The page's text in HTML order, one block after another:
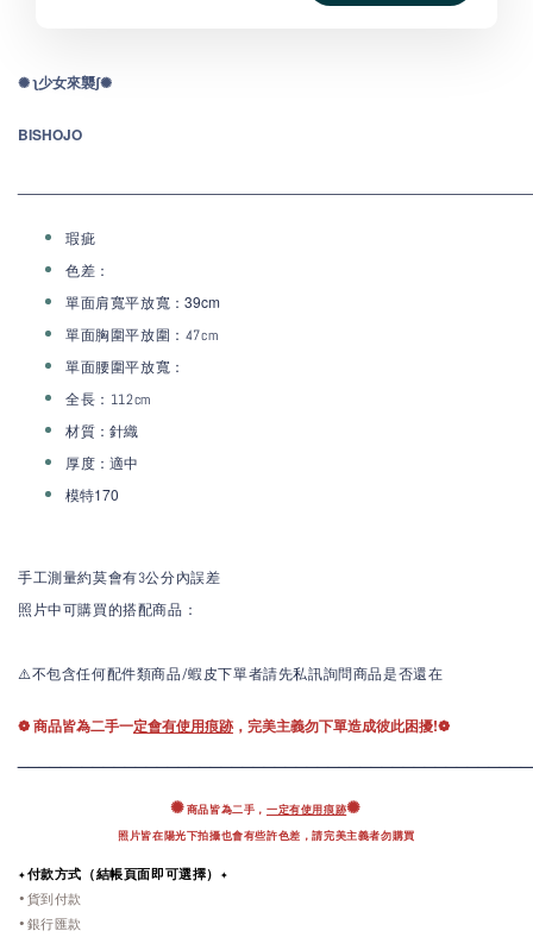
✺ ʅ少女來襲ʃ✺
BISHOJO
瑕疵
色差：
單面肩寬平放寬 ：39cm
單面胸圍平放圍：47cm
單面腰圍平放寬 ：
全長：112cm
材質 ：針織
厚度 ：適中
模特170
手工測量約莫會有3公分內誤差
照片中可購買的搭配商品：
⚠️不包含任何配件類商品/蝦皮下單者請先私訊詢問商品是否還在
❁ 商品皆為二手一定會有使用痕跡 ，完美主義勿下單造成彼此困擾!❁
✺ 商品皆為二手， 一定有使用痕跡✺
照片皆在陽光下拍攝也會有些許色差，請完美主義者勿購買
✦付款方式（結帳頁面即可選擇）✦
•貨到付款
•銀行匯款